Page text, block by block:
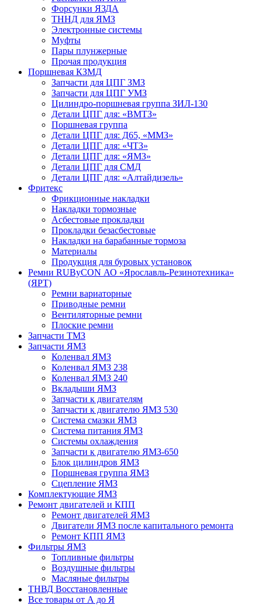
Форсунки ЯЗДА
ТННД для ЯМЗ
Электронные системы
Муфты
Пары плунжерные
Прочая продукция
Поршневая КЗМД
Запчасти для ЦПГ ЗМЗ
Запчасти для ЦПГ УМЗ
Цилиндро-поршневая группа ЗИЛ-130
Детали ЦПГ для: «ВМТЗ»
Поршневая группа
Детали ЦПГ для: Д65, «ММЗ»
Детали ЦПГ для: «ЧТЗ»
Детали ЦПГ для: «ЯМЗ»
Детали ЦПГ для СМД
Детали ЦПГ для: «Алтайдизель»
Фритекс
Фрикционные накладки
Накладки тормозные
Асбестовые прокладки
Прокладки безасбестовые
Накладки на барабанные тормоза
Материалы
Продукция для буровых установок
Ремни RUByCON АО «Ярославль-Резинотехника»
(ЯРТ)
Ремни вариаторные
Приводные ремни
Вентиляторные ремни
Плоские ремни
Запчасти ТМЗ
Запчасти ЯМЗ
Коленвал ЯМЗ
Коленвал ЯМЗ 238
Коленвал ЯМЗ 240
Вкладыши ЯМЗ
Запчасти к двигателям
Запчасти к двигателю ЯМЗ 530
Система смазки ЯМЗ
Система питания ЯМЗ
Системы охлаждения
Запчасти к двигателю ЯМЗ-650
Блок цилиндров ЯМЗ
Поршневая группа ЯМЗ
Сцепление ЯМЗ
Комплектующие ЯМЗ
Ремонт двигателей и КПП
Ремонт двигателей ЯМЗ
Двигатели ЯМЗ после капитального ремонта
Ремонт КПП ЯМЗ
Фильтры ЯМЗ
Топливные фильтры
Воздушные фильтры
Масляные фильтры
ТНВД Восстановленные
Все товары от А до Я